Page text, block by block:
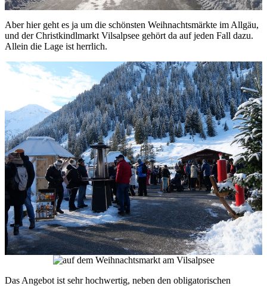
Aber hier geht es ja um die schönsten Weihnachtsmärkte im Allgäu,
und der Christkindlmarkt Vilsalpsee gehört da auf jeden Fall dazu.
Allein die Lage ist herrlich.
Das Angebot ist sehr hochwertig, neben den obligatorischen